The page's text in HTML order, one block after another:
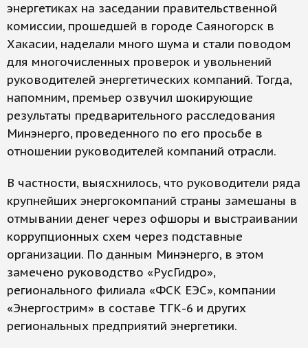
энергетиках на заседании правительственной
комиссии, прошедшей в городе Саяногорск в
Хакасии, наделали много шума и стали поводом
для многочисленных проверок и увольнений
руководителей энергетических компаний. Тогда,
напомним, премьер озвучил шокирующие
результаты предварительного расследования
Минэнерго, проведенного по его просьбе в
отношении руководителей компаний отрасли.
В частности, выясхнилось, что руководители ряда
крупнейших энергокомпаний страны замешаны в
отмывании денег через офшоры и выстраивании
коррупционных схем через подставные
организации. По данным Минэнерго, в этом
замечено руководство «РусГидро»,
регионального филиала «ФСК ЕЭС», компании
«Энергострим» в составе ТГК-6 и других
региональных предприятий энергетики.